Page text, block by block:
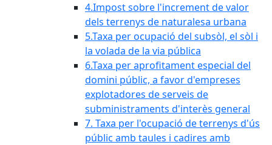
4.Impost sobre l'increment de valor
dels terrenys de naturalesa urbana
5.Taxa per ocupació del subsòl, el sòl i
la volada de la via pública
6.Taxa per aprofitament especial del
domini públic, a favor d'empreses
explotadores de serveis de
subministraments d'interès general
7. Taxa per l'ocupació de terrenys d'ús
públic amb taules i cadires amb